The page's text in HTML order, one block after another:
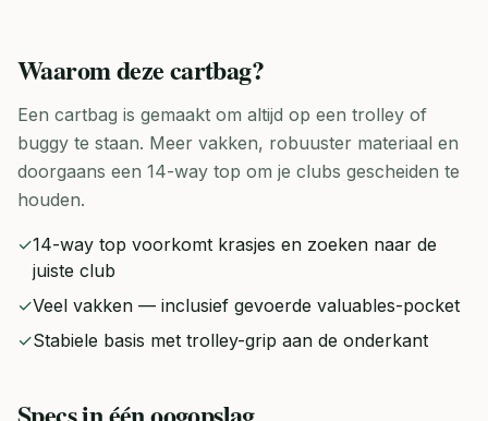
Waarom dezecartbag?
Een cartbag is gemaakt om altijd op een trolley of
buggy te staan. Meer vakken, robuuster materiaal en
doorgaans een 14-way top om je clubs gescheiden te
houden.
✓14-way top voorkomt krasjes en zoeken naar de
juiste club
✓Veel vakken — inclusief gevoerde valuables-pocket
✓Stabiele basis met trolley-grip aan de onderkant